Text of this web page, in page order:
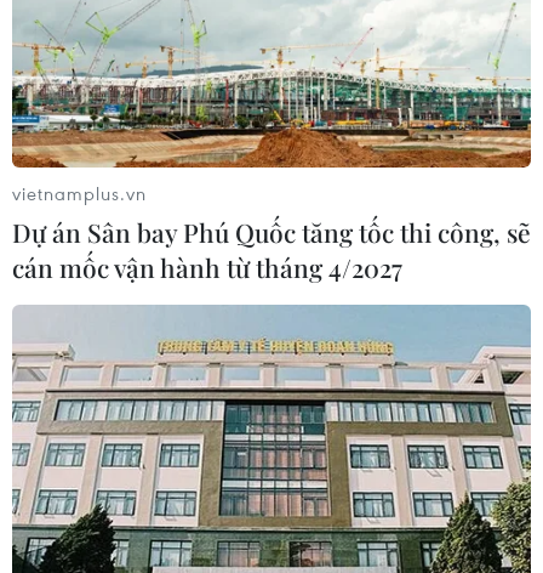
vietnamplus.vn
Dự án Sân bay Phú Quốc tăng tốc thi công, sẽ
cán mốc vận hành từ tháng 4/2027